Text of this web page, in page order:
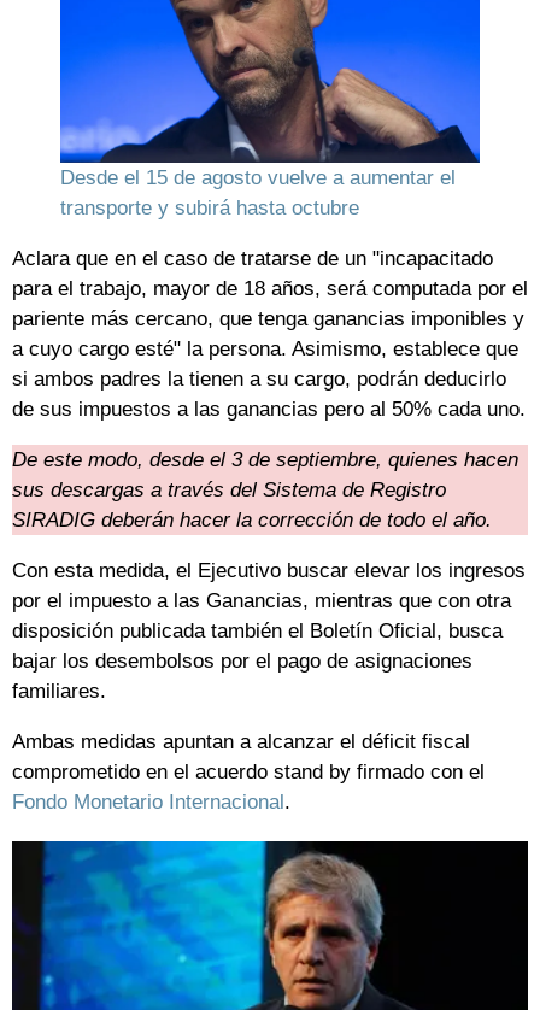
Desde el 15 de agosto vuelve a aumentar el
transporte y subirá hasta octubre
Aclara que en el caso de tratarse de un "incapacitado
para el trabajo, mayor de 18 años, será computada por el
pariente más cercano, que tenga ganancias imponibles y
a cuyo cargo esté" la persona. Asimismo, establece que
si ambos padres la tienen a su cargo, podrán deducirlo
de sus impuestos a las ganancias pero al 50% cada uno.
De este modo, desde el 3 de septiembre, quienes hacen
sus descargas a través del Sistema de Registro
SIRADIG deberán hacer la corrección de todo el año.
Con esta medida, el Ejecutivo buscar elevar los ingresos
por el impuesto a las Ganancias, mientras que con otra
disposición publicada también el Boletín Oficial, busca
bajar los desembolsos por el pago de asignaciones
familiares.
Ambas medidas apuntan a alcanzar el déficit fiscal
comprometido en el acuerdo stand by firmado con el
Fondo Monetario Internacional .